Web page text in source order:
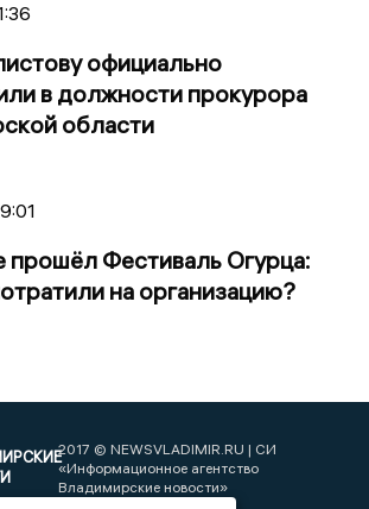
официально
в должности прокурора
области
прошёл Фестиваль Огурца:
на организацию?
2017 © NEWSVLADIMIR.RU | СИ
«Информационное агентство
Владимирские новости»